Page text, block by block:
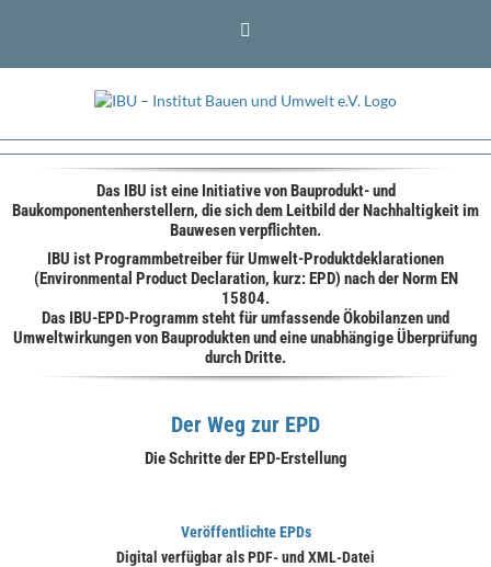
Das IBU ist eine Initiative von Bauprodukt- und
Baukomponentenherstellern, die sich dem Leitbild der Nachhaltigkeit im
Bauwesen verpflichten.
IBU ist Programmbetreiber für Umwelt-Produktdeklarationen
(Environmental Product Declaration, kurz: EPD) nach der Norm EN
15804.
Das IBU-EPD-Programm steht für umfassende Ökobilanzen und
Umweltwirkungen von Bauprodukten und eine unabhängige Überprüfung
durch Dritte.
Der Weg zur EPD
Die Schritte der EPD-Erstellung
Veröffentlichte EPDs
Digital verfügbar als PDF- und XML-Datei